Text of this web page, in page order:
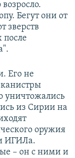
Бегут они от
зверств
Его не
уничтожались
из Сирии на
оружия
ИГИЛа.
– он с ними и